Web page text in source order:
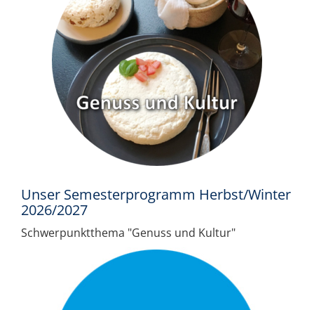
Unser Semesterprogramm Herbst/Winter
2026/2027
Schwerpunktthema "Genuss und Kultur"